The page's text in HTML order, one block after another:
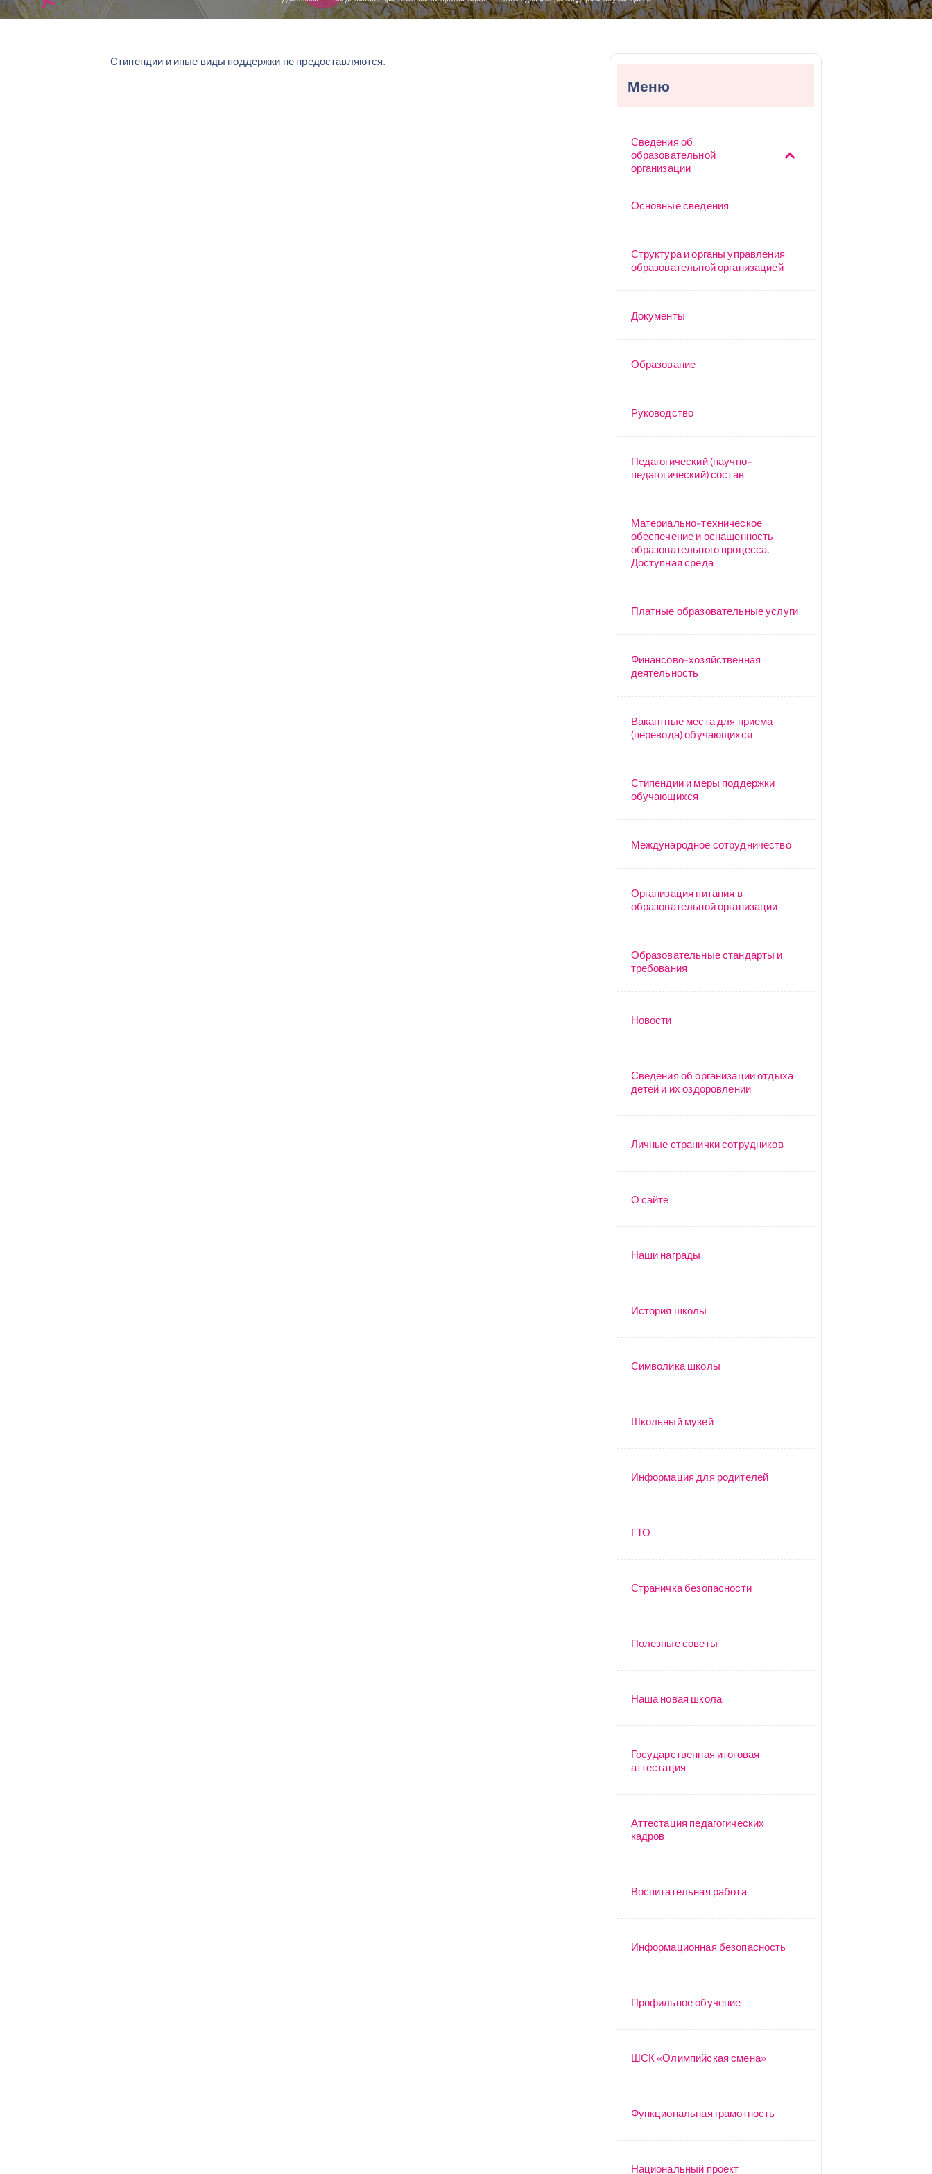
Стипендии и иные виды поддержки не предоставляются.
Меню
Сведения об
образовательной
организации
Основные сведения
Структура и органы управления
образовательной организацией
Документы
Образование
Руководство
Педагогический (научно-
педагогический) состав
Материально-техническое
обеспечение и оснащенность
образовательного процесса.
Доступная среда
Платные образовательные услуги
Финансово-хозяйственная
деятельность
Вакантные места для приема
(перевода) обучающихся
Стипендии и меры поддержки
обучающихся
Международное сотрудничество
Организация питания в
образовательной организации
Образовательные стандарты и
требования
Новости
Сведения об организации отдыха
детей и их оздоровлении
Личные странички сотрудников
О сайте
Наши награды
История школы
Символика школы
Школьный музей
Информация для родителей
ГТО
Страничка безопасности
Полезные советы
Наша новая школа
Государственная итоговая
аттестация
Аттестация педагогических
кадров
Воспитательная работа
Информационная безопасность
Профильное обучение
ШСК «Олимпийская смена»
Функциональная грамотность
Национальный проект